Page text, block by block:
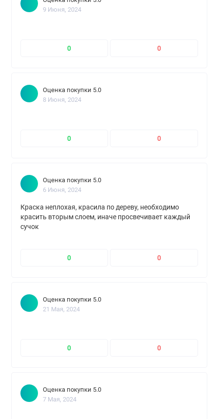
9 Июня, 2024
0 0
Оценка покупки 5.0
8 Июня, 2024
0 0
Оценка покупки 5.0
6 Июня, 2024
Краска неплохая, красила по дереву, необходимо
красить вторым слоем, иначе просвечивает каждый
сучок
0 0
Оценка покупки 5.0
21 Мая, 2024
0 0
Оценка покупки 5.0
7 Мая, 2024